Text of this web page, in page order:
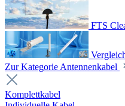
FTS
Zur Kategorie Antennenkabel
Komplettkabel